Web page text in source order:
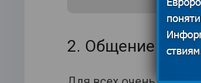
2. Общение с